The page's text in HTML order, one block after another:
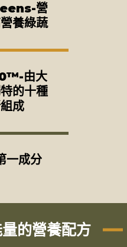
營
養綠蔬
由大
的十種
成
一成分
的營養配方